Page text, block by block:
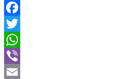
Facebook
Twitter
WhatsApp
Viber